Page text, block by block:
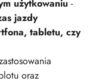
użytkowaniu -
jazdy
tabletu, czy
oraz